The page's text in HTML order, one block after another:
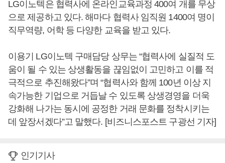
LG이노텍은 협력사에 온라인교육과정 400여 개를 무상
으로 제공하고 있다. 해마다 협력사 임직원 1400여 명이
직무역량, 어학 등 다양한 교육을 받고 있다.
이용기 LG이노텍 구매담당 상무는 “협력사에 실질적 도
움이 될 수 있는 상생활동을 끊임없이 고민하고 이를 적
극적으로 추진해왔다”며 “협력사와 함께 100년 이상 지
속가능한 기업으로 거듭날 수 있도록 상생경영을 더욱
강화해 나가는 동시에 공정한 거래 문화를 정착시키는
데 앞장서겠다”고 말했다. [비즈니스포스트 구광선 기자]
인기기사